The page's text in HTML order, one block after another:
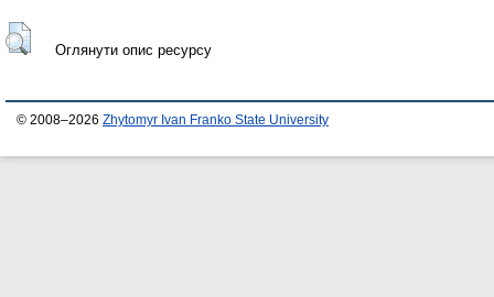
Оглянути опис ресурсу
© 2008–2026 Zhytomyr Ivan Franko State University